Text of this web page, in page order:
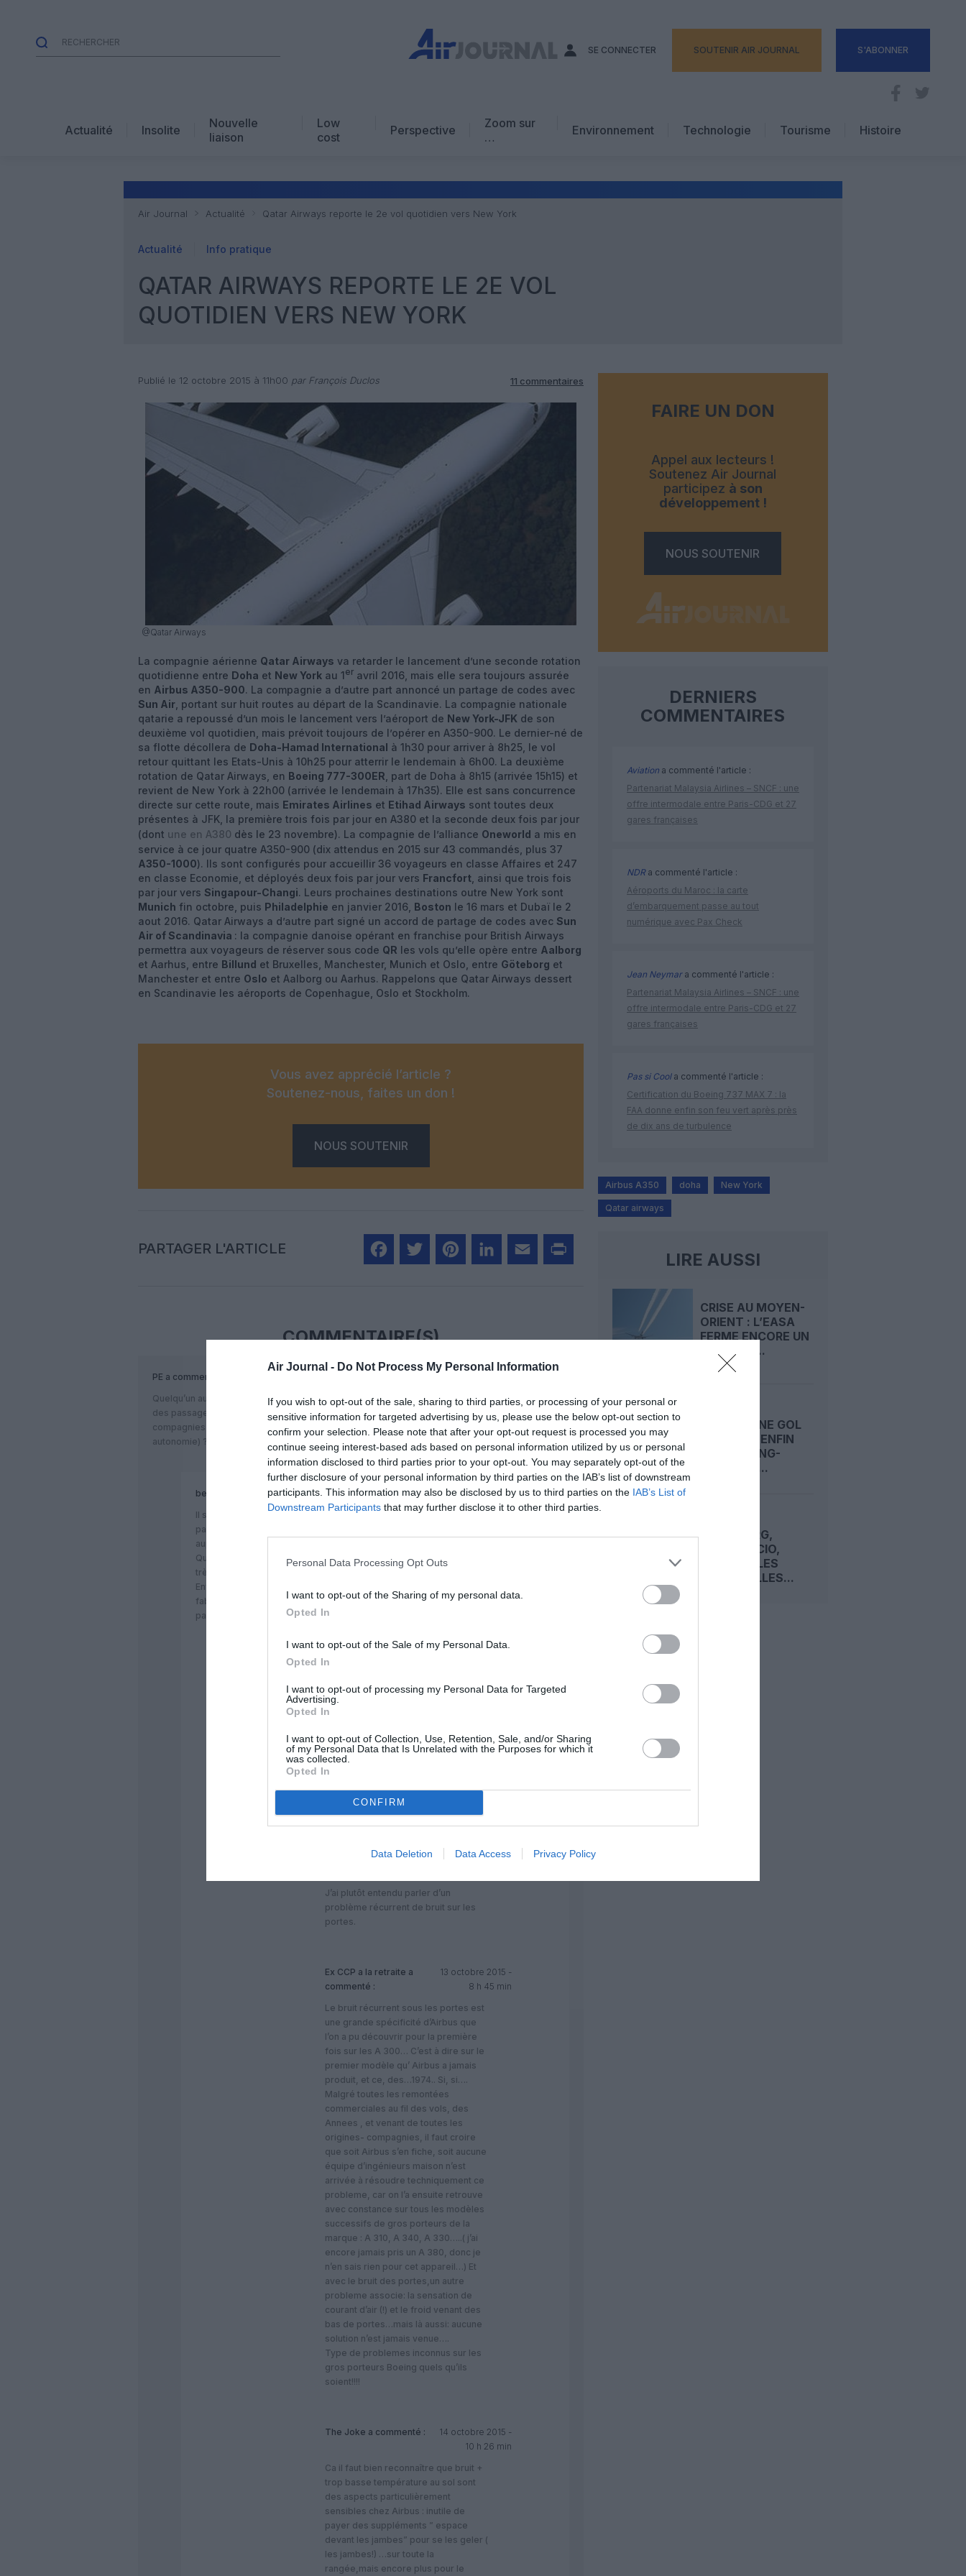
Air Journal - Do Not Process My Personal Information
If you wish to opt-out of the sale, sharing to third parties, or processing of your personal or
sensitive information for targeted advertising by us, please use the below opt-out section to
confirm your selection. Please note that after your opt-out request is processed you may
continue seeing interest-based ads based on personal information utilized by us or personal
information disclosed to third parties prior to your opt-out. You may separately opt-out of the
further disclosure of your personal information by third parties on the IAB’s list of downstream
participants. This information may also be disclosed by us to third parties on the IAB’s List of
Downstream Participants that may further disclose it to other third parties.
Personal Data Processing Opt Outs
I want to opt-out of the Sharing of my personal data.
Opted In
I want to opt-out of the Sale of my Personal Data.
Opted In
I want to opt-out of processing my Personal Data for Targeted
Advertising.
Opted In
I want to opt-out of Collection, Use, Retention, Sale, and/or Sharing
of my Personal Data that Is Unrelated with the Purposes for which it
was collected.
Opted In
CONFIRM
Data Deletion Data Access Privacy Policy
SE CONNECTER SOUTENIR AIR JOURNAL S'ABONNER
Actualité Insolite
Nouvelle
liaison
Low
cost
Perspective
Zoom sur
…
Avis d’expert
Environnement Technologie
Tourisme
Hôtellerie
Histoire
Air Journal Actualité Qatar Airways reporte le 2e vol quotidien vers New York
Actualité Info pratique
QATAR AIRWAYS REPORTE LE 2E VOL
QUOTIDIEN VERS NEW YORK
Publié le 12 octobre 2015 à 11h00 par François Duclos 11 commentaires
@Qatar Airways
La compagnie aérienne Qatar Airways va retarder le lancement d’une seconde rotation
quotidienne entre Doha et New York au 1er avril 2016, mais elle sera toujours assurée
en Airbus A350-900. La compagnie a d’autre part annoncé un partage de codes avec
Sun Air , portant sur huit routes au départ de la Scandinavie. La compagnie nationale
qatarie a repoussé d’un mois le lancement vers l’aéroport de New York-JFK de son
deuxième vol quotidien, mais prévoit toujours de l’opérer en A350-900. Le dernier-né de
sa flotte décollera de Doha-Hamad International à 1h30 pour arriver à 8h25, le vol
retour quittant les Etats-Unis à 10h25 pour atterrir le lendemain à 6h00. La deuxième
rotation de Qatar Airways, en Boeing 777-300ER , part de Doha à 8h15 (arrivée 15h15) et
revient de New York à 22h00 (arrivée le lendemain à 17h35). Elle est sans concurrence
directe sur cette route, mais Emirates Airlines et Etihad Airways sont toutes deux
présentes à JFK, la première trois fois par jour en A380 et la seconde deux fois par jour
(dont une en A380 dès le 23 novembre). La compagnie de l’alliance Oneworld a mis en
service à ce jour quatre A350-900 (dix attendus en 2015 sur 43 commandés, plus 37
A350-1000). Ils sont configurés pour accueillir 36 voyageurs en classe Affaires et 247
en classe Economie, et déployés deux fois par jour vers Francfort , ainsi que trois fois
par jour vers Singapour-Changi. Leurs prochaines destinations outre New York sont
Munich fin octobre, puis Philadelphie en janvier 2016, Boston le 16 mars et Dubaï le 2
aout 2016. Qatar Airways a d’autre part signé un accord de partage de codes avec Sun
Air of Scandinavia : la compagnie danoise opérant en franchise pour British Airways
permettra aux voyageurs de réserver sous code QR les vols qu’elle opère entre Aalborg
et Aarhus, entre Billund et Bruxelles, Manchester, Munich et Oslo, entre Göteborg et
Manchester et entre Oslo et Aalborg ou Aarhus. Rappelons que Qatar Airways dessert
en Scandinavie les aéroports de Copenhague, Oslo et Stockholm.
Vous avez apprécié l’article ?
Soutenez-nous, faites un don !
NOUS SOUTENIR
PARTAGER L'ARTICLE
COMMENTAIRE(S)
PE a commenté :
Quelqu’un aurait-il des retours d’expérience sur l’A350 ? Répond-il aux attentes
des passagers (en terme de confort/espace en cabine/silence) et à celles des
compagnies aériennes (fiabilité, performances d’emport, consommation,
autonomie) ?
RÉPONDRE
bencello a commenté :
12 octobre 2015 - 12 h 12 min
Il semblerait que Al-Baker en soit assez satisfait (en tout cas il n’a
pas hurlé sur les dernières livraisons) à tel point qu’il fanfaronne
auprès de Tim Clark (celui-là même qui avait annulé sa commande).
Quant aux chiffres de 98% de fiabilité avancés par Airbus, ils sont
très bien placés compte tenu de la jeunesse de l’appareil.
Enfin concernant les performances, le surpoids des premières
fabrications (inhérent à ce genre de lancement) a été en grande
partie résorbé.
a commenté :
Après ça fait un moment qu’il refuse de prendre
livraison du MSN 8…
A350a commenté :
12 octobre 2015 - 13 h
encore une histoire de moquette ou
a commenté :
12 octobre 2015 -
J’ai plutôt entendu parler d’un
problème récurrent de bruit sur les
portes.
Ex CCP a la retraite a
commenté :
13 octobre 2015 -
8 h 45 min
Le bruit récurrent sous les portes est
une grande spécificité d’Airbus que
l’on a pu découvrir pour la première
fois sur les A 300… C’est à dire sur le
premier modèle qu’ Airbus a jamais
produit, et ce, des…1974.. Si, si….
Malgré toutes les remontées
commerciales au fil des vols, des
Annees , et venant de toutes les
origines- compagnies, il faut croire
que soit Airbus s’en fiche, soit aucune
équipe d’ingénieurs maison n’est
arrivée à résoudre techniquement ce
probleme, car on l’a ensuite retrouve
avec constance sur tous les modèles
successifs de gros porteurs de la
marque : A 310, A 340, A 330…..( j’ai
encore jamais pris un A 380, donc je
n’en sais rien pour cet appareil…) Et
avec le bruit des portes,un autre
probleme associe: la sensation de
courant d’air (!) et le froid venant des
bas de portes…mais là aussi: aucune
solution n’est jamais venue….
Type de problemes inconnus sur les
gros porteurs Boeing quels qu’ils
soient!!!!
The Joke a commenté :
14 octobre 2015 -
10 h 26 min
Ca il faut bien reconnaître que bruit +
trop basse température au sol sont
des aspects particulièrement
sensibles chez Airbus : inutile de
payer des suppléments ” espace
devant les jambes” pour se les geler (
les jambes!) …sur toute la
rangée,mais encore plus pour le
FAIRE UN DON
Appel aux lecteurs !
Soutenez Air Journal
participez à son
développement !
NOUS SOUTENIR
DERNIERS
COMMENTAIRES
Aviation a commenté l'article :
Partenariat Malaysia Airlines – SNCF : une
offre intermodale entre Paris-CDG et 27
gares françaises
NDRa commenté l'article :
Aéroports du Maroc : la carte
d’embarquement passe au tout
numérique avec Pax Check
Jean Neymara commenté l'article :
Partenariat Malaysia Airlines – SNCF : une
offre intermodale entre Paris-CDG et 27
gares françaises
Pas si Coola commenté l'article :
Certification du Boeing 737 MAX 7 : la
FAA donne enfin son feu vert après près
de dix ans de turbulence
Airbus A350 doha New York
Qatar airways
LIRE AUSSI
CRISE AU MOYEN-
ORIENT : L’EASA
FERME ENCORE UN
PEU PLUS...
BRÉSILIENNE GOL
SE LANCE ENFIN
SUR LE LONG-
COURRIER...
HAMBOURG,
MOGADISCIO,
VENISE… LES
TREIZE VILLES...